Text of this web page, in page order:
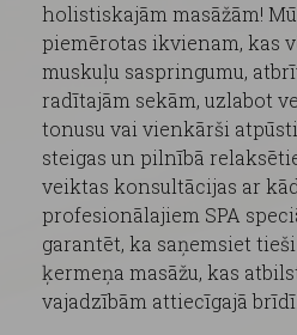
holistiskajām masāžām!
piemērotas ikvienam, kas
muskuļu saspringumu,
radītajām sekām, uzlabot
tonusu vai vienkārši
steigas un pilnībā
veiktas konsultācijas ar
profesionālajiem SPA
garantēt, ka saņemsiet
ķermeņa masāžu, kas
vajadzībām attiecīgajā brīdī.